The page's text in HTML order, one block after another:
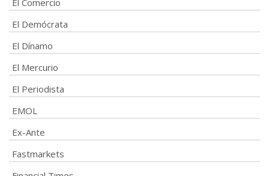
El Comercio
El Demócrata
El Dínamo
El Mercurio
El Periodista
EMOL
Ex-Ante
Fastmarkets